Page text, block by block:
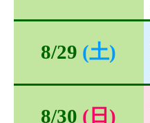
8/29 (土)
8/30 (日)